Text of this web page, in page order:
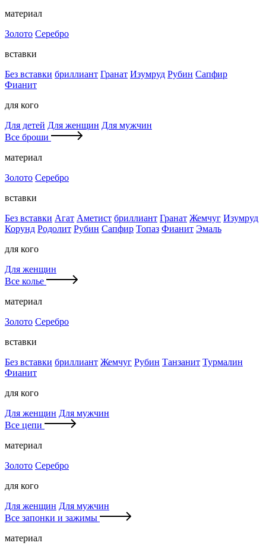
материал
Золото Серебро
вставки
Без вставки бриллиант Гранат Изумруд Рубин Сапфир
Фианит
для кого
Для детей Для женщин Для мужчин
Все броши
материал
Золото Серебро
вставки
Без вставки Агат Аметист бриллиант Гранат Жемчуг Изумруд
Корунд Родолит Рубин Сапфир Топаз Фианит Эмаль
для кого
Для женщин
Все колье
материал
Золото Серебро
вставки
Без вставки бриллиант Жемчуг Рубин Танзанит Турмалин
Фианит
для кого
Для женщин Для мужчин
Все цепи
материал
Золото Серебро
для кого
Для женщин Для мужчин
Все запонки и зажимы
материал